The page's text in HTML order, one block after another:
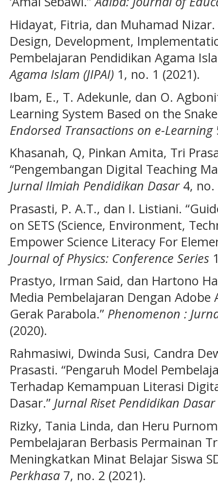
Hidayat, Fitria, dan Muhamad Nizar.
Design, Development,
Pembelajaran Pendidikan Agama
Agama Islam (JIPAI) 1, no. 1 (2021).
Ibam, E., T. Adekunle, dan O.
Learning System Based on the
Endorsed Transactions on e-Learning
Khasanah, Q, Pinkan Amita, Tri
“Pengembangan Digital Teaching
Jurnal Ilmiah Pendidikan Dasar4, no.
Prasasti, P. A.T., dan I. Listiani.
on SETS (Science, Environment,
Empower Science Literacy For
Journal of Physics: Conference Series
Prastyo, Irman Said, dan Hartono
Media Pembelajaran Dengan Adobe
Gerak Parabola.” Phenomenon :
(2020).
Rahmasiwi, Dwinda Susi, Candra
Prasasti. “Pengaruh Model
Terhadap Kemampuan Literasi
Dasar.” Jurnal Riset Pendidikan Dasar
Rizky, Tania Linda, dan Heru
Pembelajaran Berbasis Permainan
Meningkatkan Minat Belajar Siswa
Perkhasa 7, no. 2 (2021).